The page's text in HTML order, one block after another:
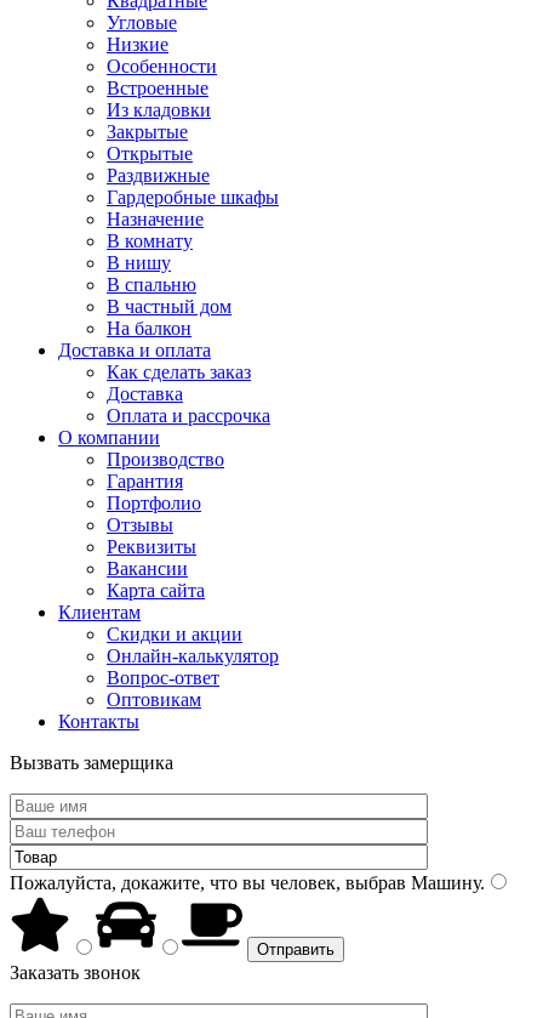
Угловые
Низкие
Особенности
Встроенные
Из кладовки
Закрытые
Открытые
Раздвижные
Гардеробные шкафы
Назначение
В комнату
В нишу
В спальню
В частный дом
На балкон
Доставка и оплата
Как сделать заказ
Доставка
Оплата и рассрочка
О компании
Производство
Гарантия
Портфолио
Отзывы
Реквизиты
Вакансии
Карта сайта
Клиентам
Скидки и акции
Онлайн-калькулятор
Вопрос-ответ
Оптовикам
Контакты
Вызвать замерщика
Пожалуйста, докажите, что вы человек, выбрав Машину.
Заказать звонок